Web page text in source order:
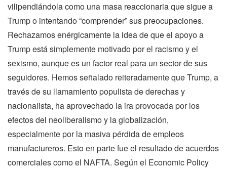
vilipendiándola como una masa reaccionaria que sigue a
Trump o intentando “comprender” sus preocupaciones.
Rechazamos enérgicamente la idea de que el apoyo a
Trump está simplemente motivado por el racismo y el
sexismo, aunque es un factor real para un sector de sus
seguidores. Hemos señalado reiteradamente que Trump, a
través de su llamamiento populista de derechas y
nacionalista, ha aprovechado la ira provocada por los
efectos del neoliberalismo y la globalización,
especialmente por la masiva pérdida de empleos
manufactureros. Esto en parte fue el resultado de acuerdos
comerciales como el NAFTA. Según el Economic Policy